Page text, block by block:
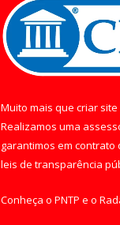
Muito mais que criar site
Realizamos uma
garantimos em contrato
leis de transparência
Conheça o PNTP e o